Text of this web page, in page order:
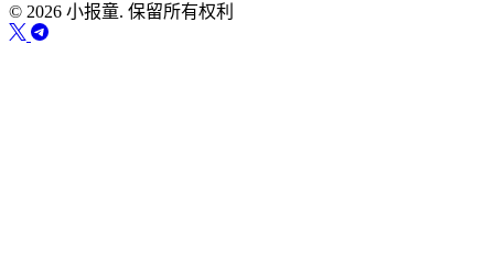
© 2026 小报童. 保留所有权利